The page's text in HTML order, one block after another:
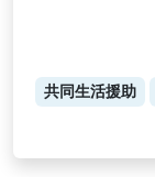
共同生活援助